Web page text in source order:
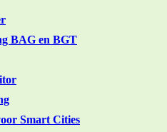
BAG en BGT
Smart Cities